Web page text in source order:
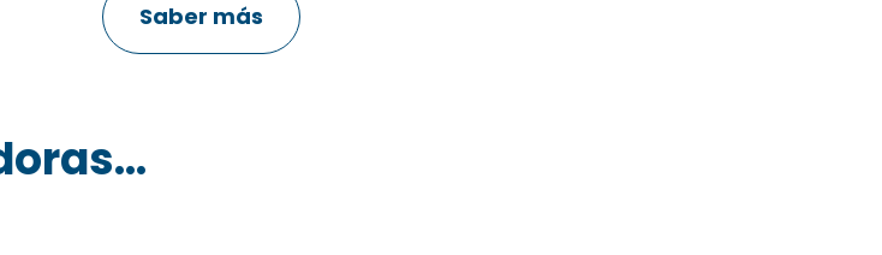
Saber más